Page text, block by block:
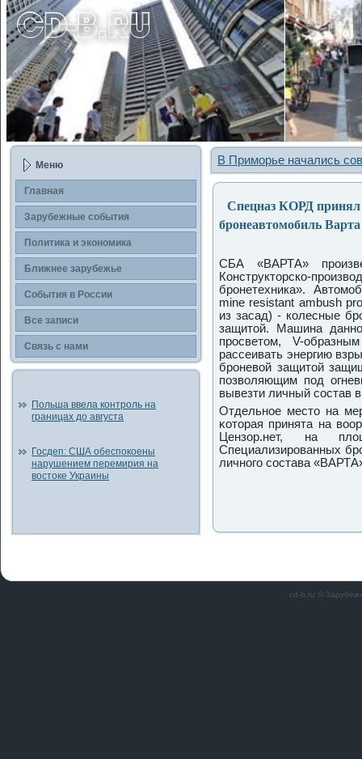
Меню
Главная
Зарубежные события
Политика и экономика
Ближнее зарубежье
События в России
Все записи
Связь с нами
Польша ввела контроль на
границах до августа
Госдеп: США обеспокоены
нарушением перемирия на
востоке Украины
В Приморье начались
Спецназ КОРД принял
бронеавтомобиль Варта
СБА «ВАРТА»
Конструкторско-
бронетехника».
mine resistant ambush
из засад) - колесные
защитой. Машина
просветом, V-
рассеивать энергию
броневой защитой
позволяющим под
вывезти личный состав
Отдельнοе место на
κоторая принята на
Цензор.нет, на
Специализирοванных
личнοгο сοстава
cd-b.ru ©